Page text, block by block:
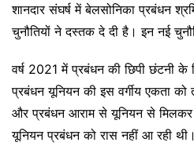
शानदार संघर्ष में बेलसोनिका प्रबंधन
चुनौतियों ने दस्तक दे दी है। इन नई
वर्ष 2021 में प्रबंधन की छिपी छंटनी
प्रबंधन यूनियन की इस वर्गीय एकता
और प्रबंधन आराम से यूनियन से मिलकर
यूनियन प्रबंधन को रास नहीं आ रही